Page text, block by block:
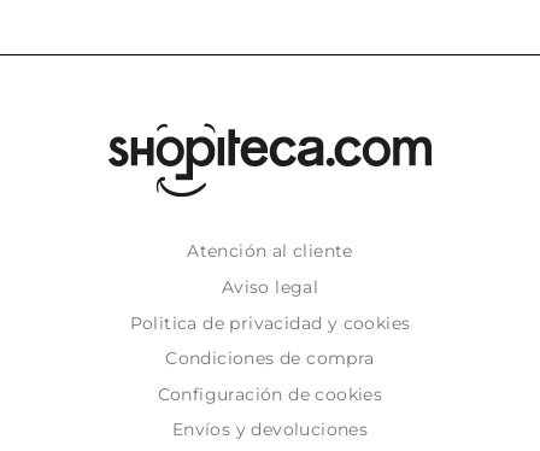
Atención al cliente
Aviso legal
Politica de privacidad y cookies
Condiciones de compra
Configuración de cookies
Envíos y devoluciones